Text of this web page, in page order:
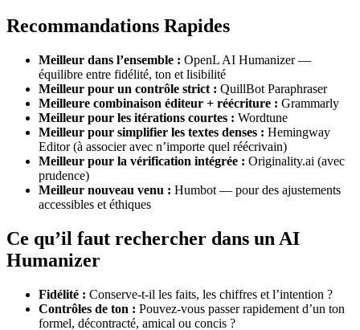
Recommandations Rapides
Meilleur dans l’ensemble : OpenL AI Humanizer —
équilibre entre fidélité, ton et lisibilité
Meilleur pour un contrôle strict : QuillBot Paraphraser
Meilleure combinaison éditeur + réécriture : Grammarly
Meilleur pour les itérations courtes : Wordtune
Meilleur pour simplifier les textes denses : Hemingway
Editor (à associer avec n’importe quel réécrivain)
Meilleur pour la vérification intégrée : Originality.ai (avec
prudence)
Meilleur nouveau venu : Humbot — pour des ajustements
accessibles et éthiques
Ce qu’il faut rechercher dans un AI
Humanizer
Fidélité : Conserve-t-il les faits, les chiffres et l’intention ?
Contrôles de ton : Pouvez-vous passer rapidement d’un ton
formel, décontracté, amical ou concis ?